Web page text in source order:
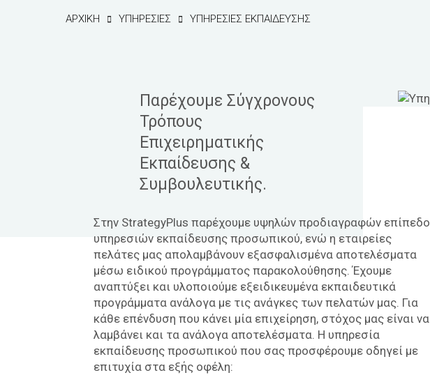
ΑΡΧΙΚΉ ΥΠΗΡΕΣΊΕΣ ΥΠΗΡΕΣΊΕΣ ΕΚΠΑΊΔΕΥΣΗΣ
Παρέχουμε Σύγχρονους
Τρόπους
Επιχειρηματικής
Εκπαίδευσης &
Συμβουλευτικής.
Στην StrategyPlus παρέχουμε υψηλών προδιαγραφών επίπεδο
υπηρεσιών εκπαίδευσης προσωπικού, ενώ η εταιρείες
πελάτες μας απολαμβάνουν εξασφαλισμένα αποτελέσματα
μέσω ειδικού προγράμματος παρακολούθησης. Έχουμε
αναπτύξει και υλοποιούμε εξειδικευμένα εκπαιδευτικά
προγράμματα ανάλογα με τις ανάγκες των πελατών μας. Για
κάθε επένδυση που κάνει μία επιχείρηση, στόχος μας είναι να
λαμβάνει και τα ανάλογα αποτελέσματα. Η υπηρεσία
εκπαίδευσης προσωπικού που σας προσφέρουμε οδηγεί με
επιτυχία στα εξής οφέλη: